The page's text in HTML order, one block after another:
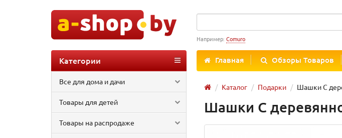
Например: Comuro
Главная Обзоры Товаров
Категории
Все для дома и дачи
Товары для детей
Товары на распродаже
Каталог Подарки Шашки С
Шашки С